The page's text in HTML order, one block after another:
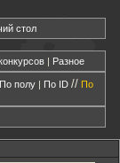
стол
| Разное
По полу| По ID // По